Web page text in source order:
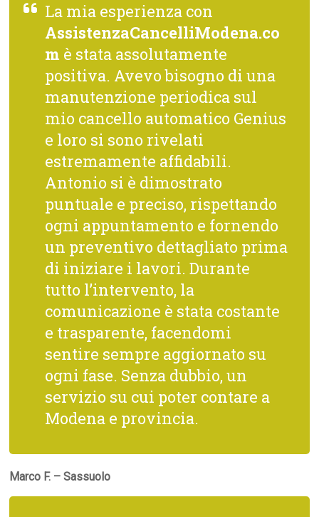
La mia esperienza con
AssistenzaCancelliModena.co
m è stata assolutamente
positiva. Avevo bisogno di una
manutenzione periodica sul
mio cancello automatico Genius
e loro si sono rivelati
estremamente affidabili.
Antonio si è dimostrato
puntuale e preciso, rispettando
ogni appuntamento e fornendo
un preventivo dettagliato prima
di iniziare i lavori. Durante
tutto l’intervento, la
comunicazione è stata costante
e trasparente, facendomi
sentire sempre aggiornato su
ogni fase. Senza dubbio, un
servizio su cui poter contare a
Modena e provincia.
Marco F. – Sassuolo